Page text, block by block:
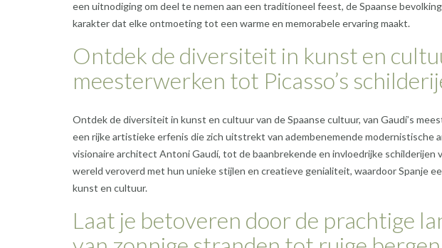
een uitnodiging om deel te nemen aan een traditioneel feest, de Spaanse
karakter dat elke ontmoeting tot een warme en memorabele ervaring maakt.
Ontdek de diversiteit in kunst en
meesterwerken tot Picasso’s
Ontdek de diversiteit in kunst en cultuur van de Spaanse cultuur, van Gaudí’s
een rijke artistieke erfenis die zich uitstrekt van adembenemende modernistische
visionaire architect Antoni Gaudí, tot de baanbrekende en invloedrijke schilderijen
wereld veroverd met hun unieke stijlen en creatieve genialiteit, waardoor Spanje
kunst en cultuur.
Laat je betoveren door de prachtige